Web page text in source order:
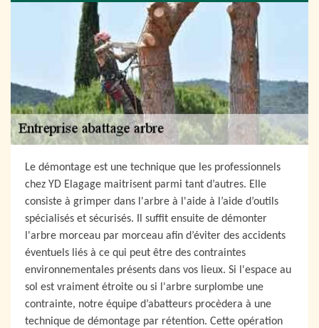
Le démontage est une technique que les professionnels
chez YD Elagage maitrisent parmi tant d’autres. Elle
consiste à grimper dans l'arbre à l'aide à l’aide d’outils
spécialisés et sécurisés. Il suffit ensuite de démonter
l'arbre morceau par morceau afin d’éviter des accidents
éventuels liés à ce qui peut être des contraintes
environnementales présents dans vos lieux. Si l'espace au
sol est vraiment étroite ou si l'arbre surplombe une
contrainte, notre équipe d’abatteurs procèdera à une
technique de démontage par rétention. Cette opération